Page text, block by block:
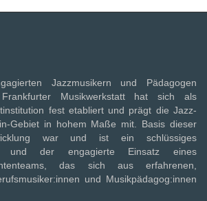
Jazzmusikern und Pädagogen
Musikwerkstatt hat sich als
fest etabliert und prägt die Jazz-
Gebiet in hohem Maße mit. Basis dieser
war und ist ein schlüssiges
und der engagierte Einsatz eines
das sich aus erfahrenen,
und Musikpädagog:innen